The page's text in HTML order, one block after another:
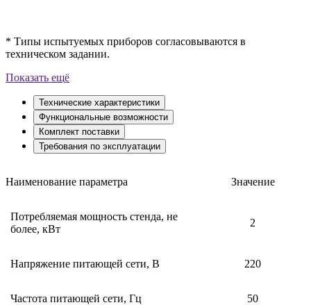
* Типы испытуемых приборов согласовываются в
техническом задании.
Показать ещё
Технические характеристики
Функциональные возможности
Комплект поставки
Требования по эксплуатации
Наименование параметра Значение
Потребляемая мощность стенда, не
более, кВт
2
Напряжение питающей сети, В 220
Частота питающей сети, Гц 50